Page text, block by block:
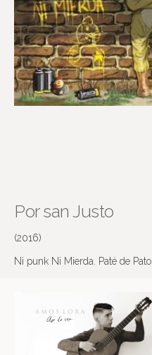
Por san Justo
(2016)
Ni punk Ni Mierda. Paté de Pato